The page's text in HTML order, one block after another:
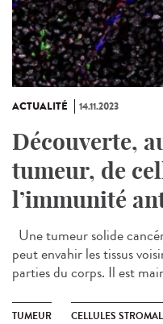
ACTUALITÉ 14.11.2023
Découverte,
tumeur, de
l’immunité
Une tumeur solide
peut envahir les tissus
parties du corps. Il est
TUMEUR CELLULES